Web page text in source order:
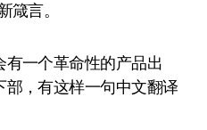
箴言。
一个革命性的产品出
，有这样一句中文翻译